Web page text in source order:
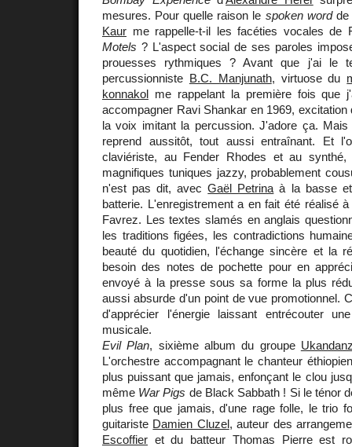
mesures. Pour quelle raison le spoken wordde
Kaur me rappelle-t-il les facéties vocales de
Motels ? L'aspect social de ses paroles
prouesses rythmiques ? Avant que j'ai le
percussionniste B.C. Manjunath, virtuose du
konnakol me rappelant la première fois que
accompagner Ravi Shankar en 1969, excitation
la voix imitant la percussion. J'adore ça.
reprend aussitôt, tout aussi entraînant. Et
claviériste, au Fender Rhodes et au
magnifiques tuniques jazzy, probablement
n'est pas dit, avecGaël Petrina à la basse
batterie. L'enregistrement a en fait été réalisé
Favrez. Les textes slamés en anglais
les traditions figées, les contradictions
beauté du quotidien, l'échange sincère et la
besoin des notes de pochette pour en
envoyé à la presse sous sa forme la plus
aussi absurde d'un point de vue promotionnel.
d'apprécier l'énergie laissant entrécouter
musicale.
Evil Plan, sixième album du groupe
L'orchestre accompagnant le chanteur
plus puissant que jamais, enfonçant le clou
même War Pigs de Black Sabbath ! Si le ténor
plus free que jamais, d'une rage folle, le trio
guitariste Damien Cluzel, auteur des
Escoffier et du batteur Thomas Pierre est